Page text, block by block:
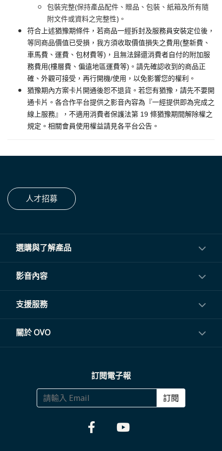
包裝完整(保持產品配件、贈品、包裝、紙箱及所有隨
附文件或資料之完整性)。
符合上述猶豫期條件，若商品一經拆封及服務員安裝定位後，
等同商品價值已受損，我方須收取價值損失之費用(整新費、
車馬費、運費、包材費等)，且無法歸還消費者自付的附加服
務費用(樓層費、偏遠地區運費等)。請先確認收到的商品正
確、外觀可接受，再行開機/使用，以免影響您的權利。
猶豫期內方案卡片開通後恕不退貨。若您有猶豫，請先不要開
通卡片。各合作平台提供之影音內容為『一經提供即為完成之
線上服務』，不適用消費者保護法第 19 條猶豫期間解除權之
規定。相關會員使用權益請見各平台公告。
人才招募
選購與了解產品
投影機
閨蜜機與電視
電視盒與周邊
福利品專區
影音內容
影音訂閱
支援服務
常見問題
哪裡購買
關於 OVO
商務合作
訂閱電子報
訂閱